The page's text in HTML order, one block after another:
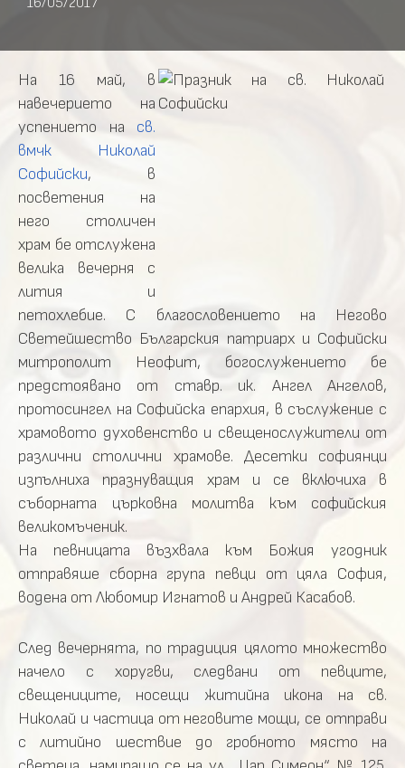
На 16 май, в
навечерието на
успението на св.
вмчк Николай
Софийски, в
посветения на
него столичен
храм бе отслужена
велика вечерня с
лития и
петохлебие. С благословението на Негово
Светейшество Българския патриарх и Софийски
митрополит Неофит, богослужението бе
предстоявано от ставр. ик. Ангел Ангелов,
протосингел на Софийска епархия, в съслужение с
храмовото духовенство и свещенослужители от
различни столични храмове. Десетки софиянци
изпълниха празнуващия храм и се включиха в
съборната църковна молитва към софийския
великомъченик.
На певницата възхвала към Божия угодник
отправяше сборна група певци от цяла София,
водена от Любомир Игнатов и Андрей Касабов.
След вечернята, по традиция цялото множество
начело с хоругви, следвани от певците,
свещениците, носещи житийна икона на св.
Николай и частица от неговите мощи, се отправи
с литийно шествие до гробното място на